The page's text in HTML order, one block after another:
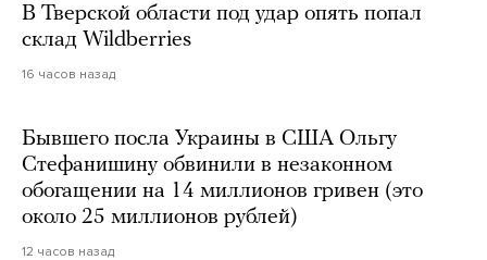
В Тверской области под удар опять попал
склад Wildberries
16 часов назад
Бывшего посла Украины в США Ольгу
Стефанишину обвинили в незаконном
обогащении на 14 миллионов гривен (это
около 25 миллионов рублей)
12 часов назад